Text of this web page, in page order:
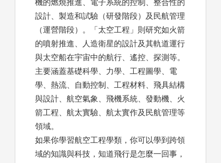
機的燃燒推進、電子系統的控制、整合性的
設計、製造和試驗（研發階段）及民航管理
（運營階段）。「太空工程」則研究如火箭
的噴射推進、人造衛星的設計及其軌道運行
與太空船在宇宙中的航行、遙控、探測等。
主要涵蓋基礎科學、力學、工程圖學、電
學、熱流、自動控制、工程材料、飛具結構
與設計、航空氣象、飛機系統、發動機、火
箭工程、航太實驗、航太實作及民航管理等
領域。
如果你學習航空工程學類，你可以學到跨領
域的知識與科技，知道飛行是怎麼一回事，